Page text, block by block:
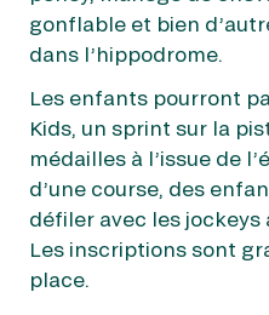
gonflable et bien
dans l’hippodrome.
Les enfants pourront
Kids, un sprint sur la
médailles à l’issue de
d’une course, des
défiler avec les jockeys
Les inscriptions sont
place.